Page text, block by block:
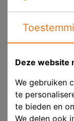
ASA
Lock Betand
Product ID
Voorraad
Deze website
We gebruiken
te
te bieden en
We delen ook